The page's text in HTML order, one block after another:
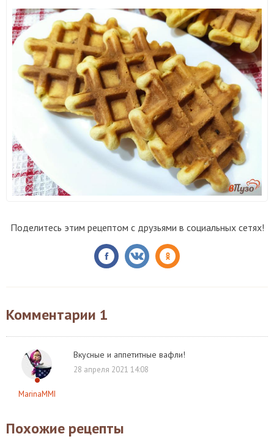
Поделитесь этим рецептом с друзьями в социальных сетях!
Комментарии 1
MarinaMMI
Вкусные и аппетитные вафли!
28 апреля 2021 14:08
Похожие рецепты